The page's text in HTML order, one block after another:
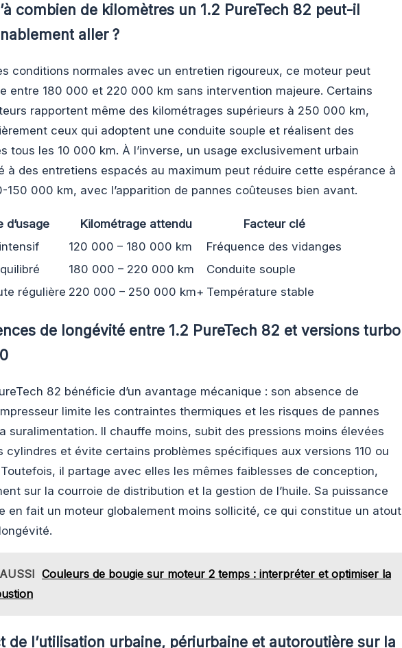
combien de kilomètres un 1.2 PureTech 82 peut-il
aller ?
conditions normales avec un entretien rigoureux, ce moteur peut
entre 180 000 et 220 000 km sans intervention majeure. Certains
rapportent même des kilométrages supérieurs à 250 000 km,
ceux qui adoptent une conduite souple et réalisent des
tous les 10 000 km. À l’inverse, un usage exclusivement urbain
à des entretiens espacés au maximum peut réduire cette espérance à
150 000 km, avec l’apparition de pannes coûteuses bien avant.
d’usage Kilométrage attendu
Facteur clé
120 000 – 180 000 km
Fréquence des vidanges
180 000 – 220 000 km
Conduite souple
régulière 220 000 – 250 000 km+ Température stable
de longévité entre 1.2 PureTech 82 et versions turbo
82 bénéficie d’un avantage mécanique : son absence de
limite les contraintes thermiques et les risques de pannes
suralimentation. Il chauffe moins, subit des pressions moins élevées
cylindres et évite certains problèmes spécifiques aux versions 110 ou
il partage avec elles les mêmes faiblesses de conception,
sur la courroie de distribution et la gestion de l’huile. Sa puissance
en fait un moteur globalement moins sollicité, ce qui constitue un atout
Couleurs de bougie sur moteur 2 temps : interpréter et optimiser la
de l’utilisation urbaine, périurbaine et autoroutière sur la